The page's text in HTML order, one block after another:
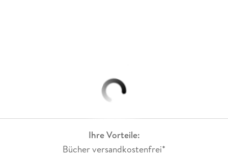
Ihre Vorteile:
Bücher versandkostenfrei*